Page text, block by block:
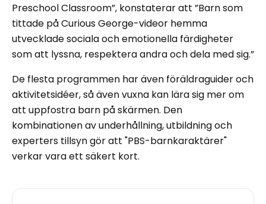
Preschool Classroom”, konstaterar att ”Barn som
tittade på Curious George-videor hemma
utvecklade sociala och emotionella färdigheter
som att lyssna, respektera andra och dela med sig.”
De flesta programmen har även föräldraguider och
aktivitetsidéer, så även vuxna kan lära sig mer om
att uppfostra barn på skärmen. Den
kombinationen av underhållning, utbildning och
experters tillsyn gör att "PBS-barnkaraktärer"
verkar vara ett säkert kort.